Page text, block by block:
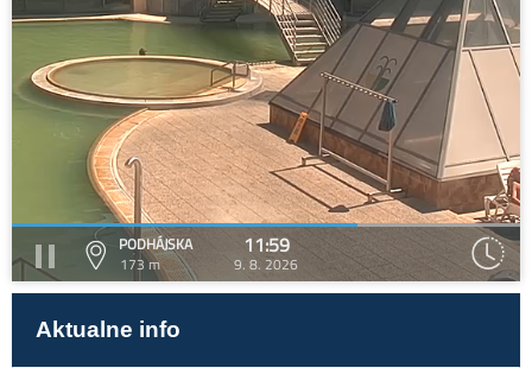
PODHÁJSKA
173 m
11:59
9. 8. 2026
Aktualne info